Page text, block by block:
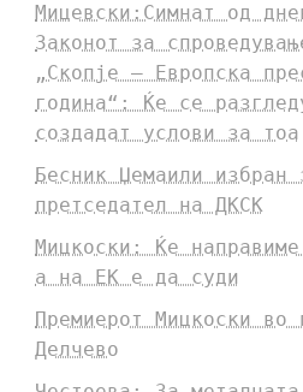
Мицевски:Симнат од
Законот за
„Скопје – Европска
година“: Ќе се
создадат услови за тоа
Бесник Џемаили избран
претседател на ДКСК
Мицкоски: Ќе
а на ЕК е да суди
Премиерот Мицкоски во
Делчево